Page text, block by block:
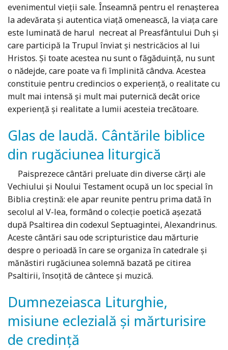
evenimentul vieţii sale. Înseamnă pentru el renaşterea
la adevărata şi autentica viaţă omenească, la viaţa care
este luminată de harul necreat al Preasfântului Duh şi
care participă la Trupul înviat şi nestricăcios al lui
Hristos. Şi toate acestea nu sunt o făgăduinţă, nu sunt
o nădejde, care poate va fi împlinită cândva. Acestea
constituie pentru credincios o experienţă, o realitate cu
mult mai intensă şi mult mai puternică decât orice
experienţă şi realitate a lumii acesteia trecătoare.
Glas de laudă. Cântările biblice
din rugăciunea liturgică
Paisprezece cântări preluate din diverse cărți ale
Vechiului și Noului Testament ocupă un loc special în
Biblia creștină: ele apar reunite pentru prima dată în
secolul al V-lea, formând o colecție poetică aşezată
după Psaltirea din codexul Septuagintei, Alexandrinus.
Aceste cântări sau ode scripturistice dau mărturie
despre o perioadă în care se organiza în catedrale şi
mănăstiri rugăciunea solemnă bazată pe citirea
Psaltirii, însoţită de cântece și muzică.
Dumnezeiasca Liturghie,
misiune eclezială și mărturisire
de credință